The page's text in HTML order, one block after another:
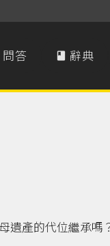
問答  辭典
遺產的代位繼承嗎